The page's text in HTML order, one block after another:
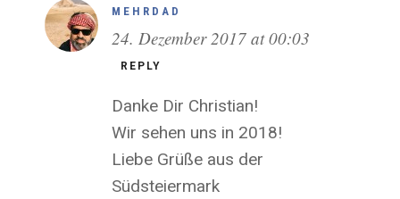
MEHRDAD
24. Dezember 2017 at 00:03
REPLY
Danke Dir Christian!
Wir sehen uns in 2018!
Liebe Grüße aus der
Südsteiermark